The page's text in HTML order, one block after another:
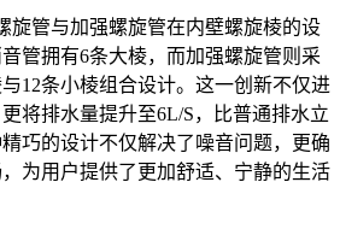
管与加强螺旋管在内壁螺旋棱的设
管拥有6条大棱，而加强螺旋管则采
12条小棱组合设计。这一创新不仅进
将排水量提升至6L/S，比普通排水立
巧的设计不仅解决了噪音问题，更确
为用户提供了更加舒适、宁静的生活